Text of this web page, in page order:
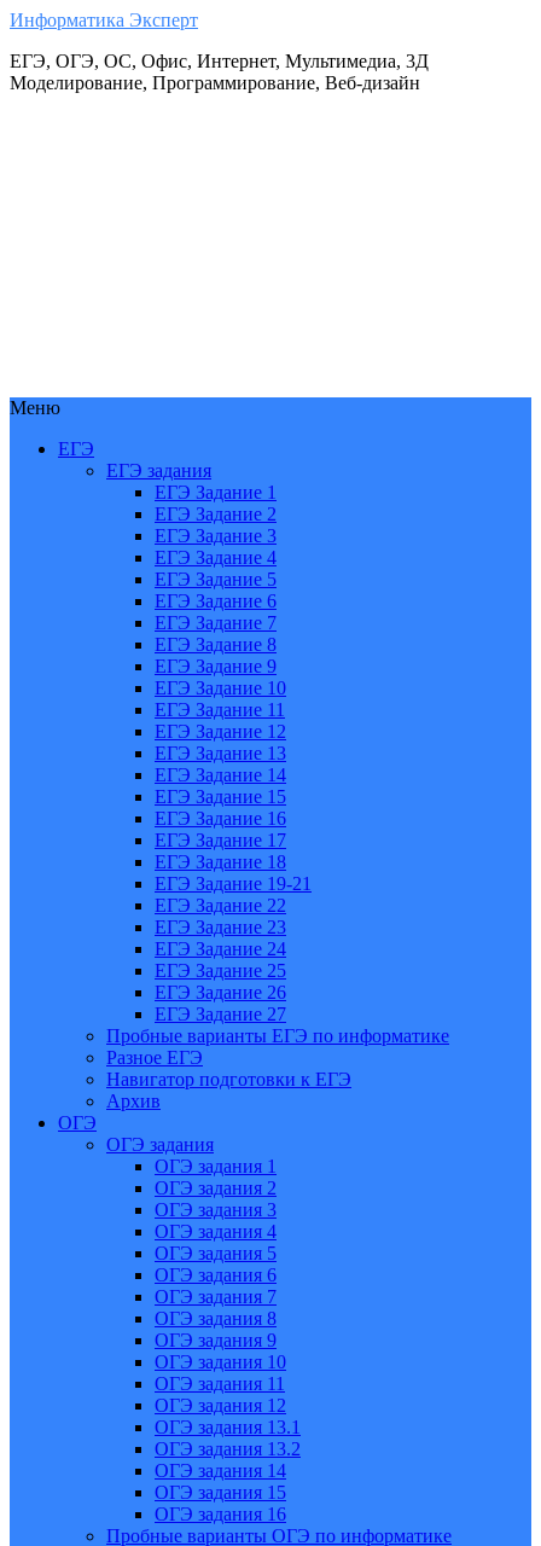
Информатика Эксперт
ЕГЭ, ОГЭ, ОС, Офис, Интернет, Мультимедиа, 3Д
Моделирование, Программирование, Веб-дизайн
Меню
ЕГЭ
ЕГЭ задания
ЕГЭ Задание 1
ЕГЭ Задание 2
ЕГЭ Задание 3
ЕГЭ Задание 4
ЕГЭ Задание 5
ЕГЭ Задание 6
ЕГЭ Задание 7
ЕГЭ Задание 8
ЕГЭ Задание 9
ЕГЭ Задание 10
ЕГЭ Задание 11
ЕГЭ Задание 12
ЕГЭ Задание 13
ЕГЭ Задание 14
ЕГЭ Задание 15
ЕГЭ Задание 16
ЕГЭ Задание 17
ЕГЭ Задание 18
ЕГЭ Задание 19-21
ЕГЭ Задание 22
ЕГЭ Задание 23
ЕГЭ Задание 24
ЕГЭ Задание 25
ЕГЭ Задание 26
ЕГЭ Задание 27
Пробные варианты ЕГЭ по информатике
Разное ЕГЭ
Навигатор подготовки к ЕГЭ
Архив
ОГЭ
ОГЭ задания
ОГЭ задания 1
ОГЭ задания 2
ОГЭ задания 3
ОГЭ задания 4
ОГЭ задания 5
ОГЭ задания 6
ОГЭ задания 7
ОГЭ задания 8
ОГЭ задания 9
ОГЭ задания 10
ОГЭ задания 11
ОГЭ задания 12
ОГЭ задания 13.1
ОГЭ задания 13.2
ОГЭ задания 14
ОГЭ задания 15
ОГЭ задания 16
Пробные варианты ОГЭ по информатике